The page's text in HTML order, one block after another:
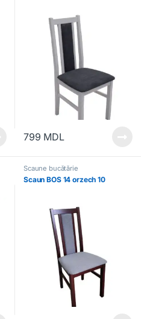
799 MDL
Scaune bucătărie
Scaun BOS 14 orzech 10